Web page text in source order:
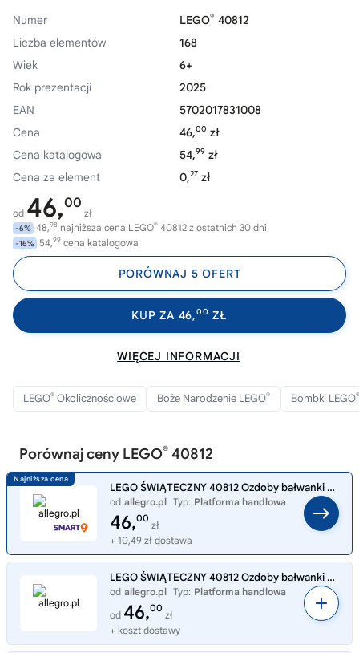
Numer LEGO® 40812
Liczba elementów
168
Wiek
6+
Rok prezentacji
2025
EAN
5702017831008
Cena
46,00 zł
Cena katalogowa
54,99 zł
Cena za element
0,27 zł
od 46,00
zł
-6% 48,98 najniższa cena LEGO® 40812 z ostatnich 30 dni
-16% 54,99 cena katalogowa
PORÓWNAJ 5 OFERT
KUP ZA 46,00 ZŁ
WIĘCEJ INFORMACJI
LEGO® Okolicznościowe Boże Narodzenie LEGO® Bombki LEGO®
Porównaj ceny LEGO® 40812
LEGO ŚWIĄTECZNY 40812 Ozdoby bałwanki na choinkę bombki, zestaw klocków 6+
od allegro.pl Typ: Platforma handlowa
46,00
zł
+ 10,49 zł dostawa
LEGO ŚWIĄTECZNY 40812 Ozdoby bałwanki na choinkę bombki, zestaw klocków 6+
od allegro.pl Typ: Platforma handlowa
od 46,00
zł
+ koszt dostawy